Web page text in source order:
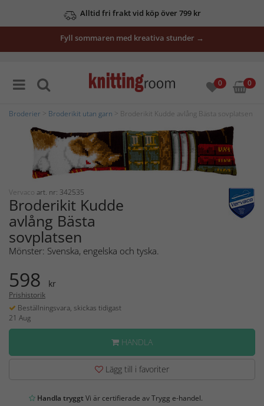
Alltid fri frakt vid köp över 799 kr
Fyll sommaren med kreativa stunder →
0 0
Broderier Broderikit utan garn > Broderikit Kudde avlång Bästa sovplatsen
Vervaco art. nr: 342535
Broderikit Kudde
avlång Bästa
sovplatsen
Mönster: Svenska, engelska och tyska.
598 kr
Prishistorik
Beställningsvara, skickas tidigast
21 Aug
HANDLA
Lägg till i favoriter
Handla tryggtVi är certifierade av Trygg e-handel.